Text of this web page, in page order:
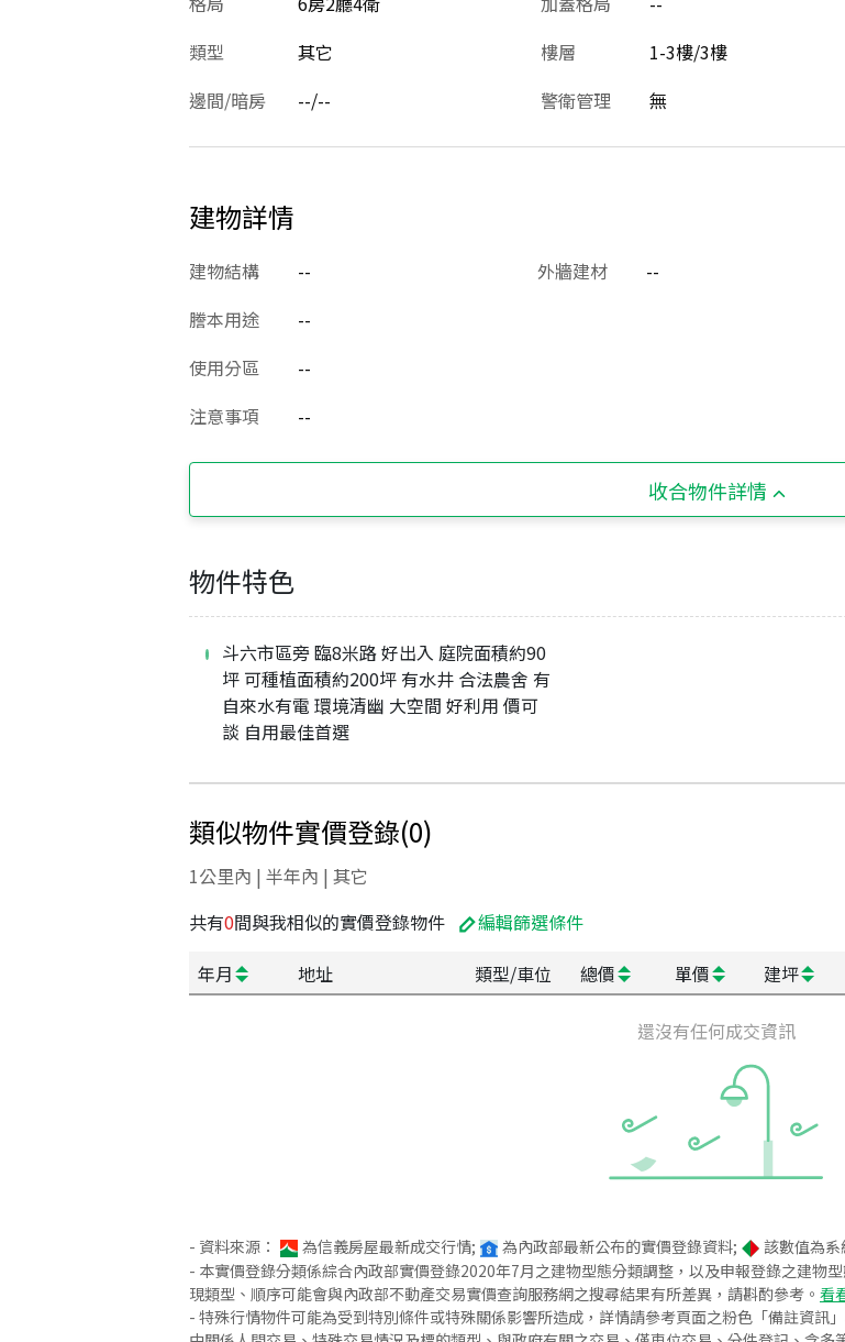
類型
其它 樓層 1-3樓/3樓
邊間/暗房
--/-- 警衛管理 無
建物詳情
建物結構 -- 外牆建材 --
謄本用途
--
使用分區
--
注意事項
--
收合物件詳情
物件特色
斗六市區旁 臨8米路 好出入 庭院面積約90
坪 可種植面積約200坪 有水井 合法農舍 有
自來水有電 環境清幽 大空間 好利用 價可
談 自用最佳首選
類似物件實價登錄(0)
1公里內 | 半年內 | 其它
共有0間與我相似的實價登錄物件 編輯篩選條件
年月
地址 類型/車位 總價 單價 建坪
還沒有任何成交資訊
- 資料來源： 為信義房屋最新成交行情; 為內政部最新公布的實價登錄資料; 該數值為
- 本實價登錄分類係綜合內政部實價登錄2020年7月之建物型態分類調整，以及申報登錄之建物
現類型、順序可能會與內政部不動產交易實價查詢服務網之搜尋結果有所差異，請斟酌參考。 看
- 特殊行情物件可能為受到特別條件或特殊關係影響所造成，詳情請參考頁面之粉色「備註資訊